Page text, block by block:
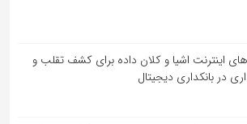
اینترنت اشیا و کلان‏ داده برای کشف تقلب و
در بانکداری دیجیتال